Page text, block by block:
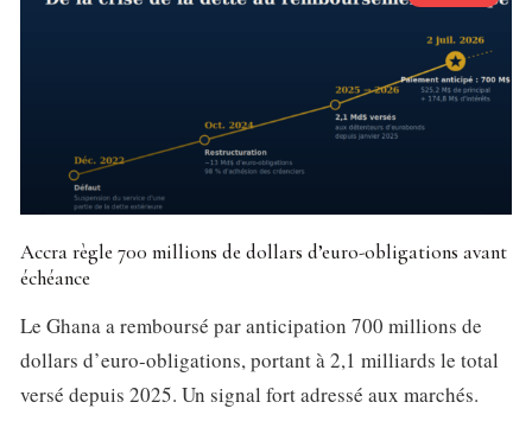
Accra règle 700 millions de dollars d’euro-obligations avant
échéance
Le Ghana a remboursé par anticipation 700 millions de
dollars d’euro-obligations, portant à 2,1 milliards le total
versé depuis 2025. Un signal fort adressé aux marchés.